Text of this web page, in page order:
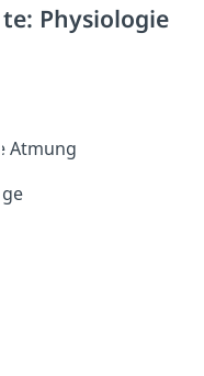
Physiologie
Atmung